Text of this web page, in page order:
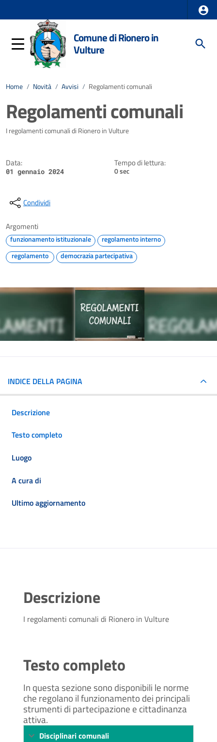
Comune di Rionero in
Vulture
Home / Novità / Avvisi / Regolamenti comunali
Regolamenti comunali
Dettagli della notizia
I regolamenti comunali di Rionero in Vulture
Data:
01 gennaio 2024
Tempo di lettura:
0 sec
Condividi
Argomenti
funzionamento istituzionale
regolamento interno
regolamento
democrazia partecipativa
INDICE DELLA PAGINA
Descrizione
Testo completo
Luogo
A cura di
Ultimo aggiornamento
Descrizione
I regolamenti comunali di Rionero in Vulture
Testo completo
In questa sezione sono disponibili le norme
che regolano il funzionamento dei principali
strumenti di partecipazione e cittadinanza
attiva.
Disciplinari comunali